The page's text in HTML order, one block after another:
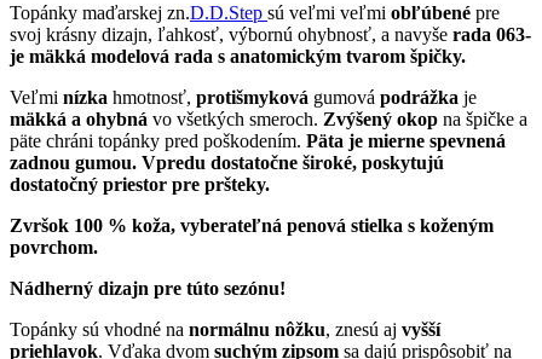
bola:
39,90 €.
je:
29,90 €.
Topánky maďarskej zn.D.D.Step sú veľmi veľmi obľúbené pre
svoj krásny dizajn, ľahkosť, výbornú ohybnosť, a navyše rada 063-
je mäkká modelová rada s anatomickým tvarom špičky.
Veľmi nízka hmotnosť, protišmyková gumová podrážka je
mäkká a ohybná vo všetkých smeroch. Zvýšený okop na špičke a
päte chráni topánky pred poškodením. Päta je mierne spevnená
zadnou gumou. Vpredu dostatočne široké, poskytujú
dostatočný priestor pre pršteky.
Zvršok 100 % koža, vyberateľná penová stielka s koženým
povrchom.
Nádherný dizajn pre túto sezónu!
Topánky sú vhodné na normálnu nôžku, znesú aj vyšší
priehlavok. Vďaka dvom suchým zipsom sa dajú prispôsobiť na